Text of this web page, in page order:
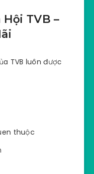
TVB –
TVB luôn được
thuộc